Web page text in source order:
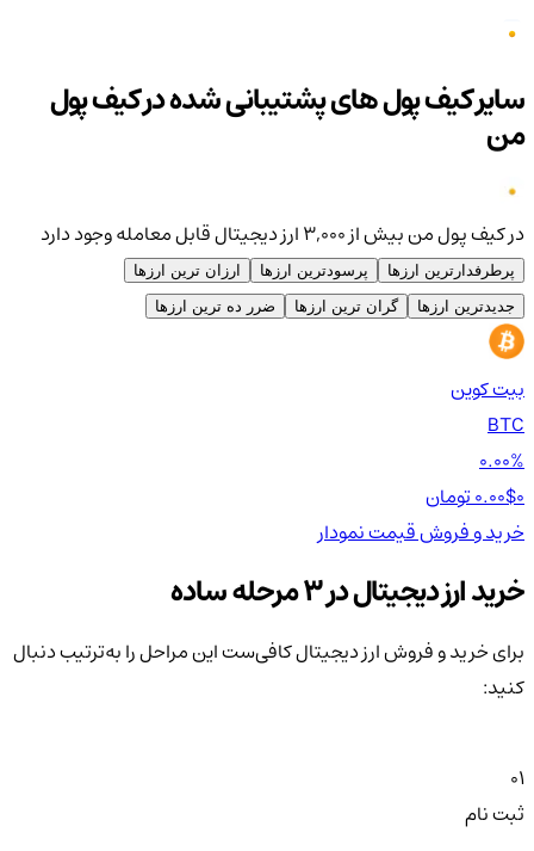
سایر کیف پول های پشتیبانی شده در کیف پول
من
در کیف پول من بیش از ۳,۰۰۰ ارز دیجیتال قابل معامله وجود دارد
پرطرفدارترین ارزها پرسودترین ارزها
ارزان ترین ارزها
جدیدترین ارزها
گران ترین ارزها ضرر ده ترین ارزها
بیت کوین
BTC
0.00%
0.00$
خرید و فروشقیمتنمودار
خرید ارز دیجیتال در 3 مرحله ساده
برای خرید و فروش ارز دیجیتال کافی‌ست این مراحل را به‌ترتیب دنبال
کنید:
01
ثبت نام